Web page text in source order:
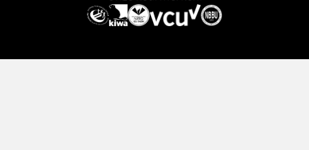
Deze
link
naar